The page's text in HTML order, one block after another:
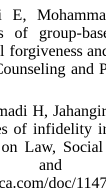
36.
Culture of
37.
of the
https://